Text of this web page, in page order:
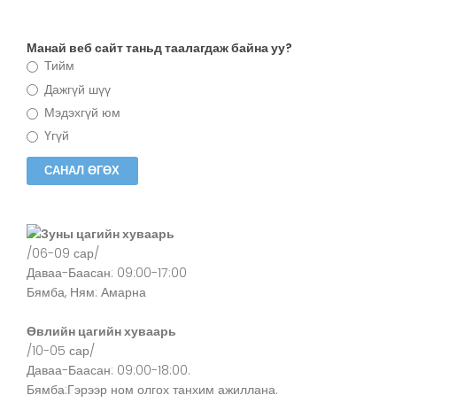
Манай веб сайт таньд таалагдаж байна уу?
Тийм
Дажгүй шүү
Мэдэхгүй юм
Үгүй
Зуны цагийн хуваарь
/06-09 сар/
Даваа-Баасан: 09:00-17:00
Бямба, Ням: Амарна
Өвлийн цагийн хуваарь
/10-05 сар/
Даваа-Баасан: 09:00-18:00.
Бямба:Гэрээр ном олгох танхим ажиллана.